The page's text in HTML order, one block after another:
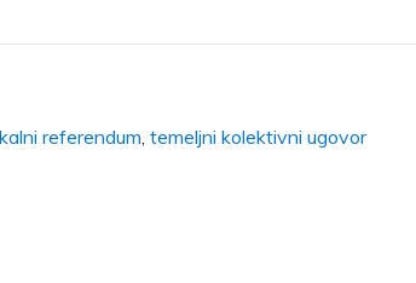
referendum, temeljni kolektivni ugovor